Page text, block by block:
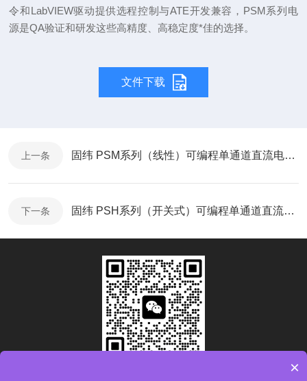
令和LabVIEW驱动提供选程控制与ATE开发兼容，PSM系列电
源是QA验证和研发这些高精度、高稳定度*佳的选择。
文件下载
上一条 固纬 PSM系列（线性）可编程单通道直流电源-使用手册
下一条 固纬 PSH系列（开关式）可编程单通道直流电源-产品折页
×